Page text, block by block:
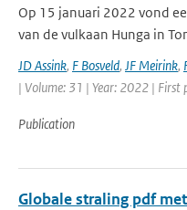
Op 15 januari 2022 vond
van de vulkaan Hunga in
JD Assink, F Bosveld, JF Meirink,
| Volume: 31 | Year: 2022 | First
Publication
Globale straling pdf